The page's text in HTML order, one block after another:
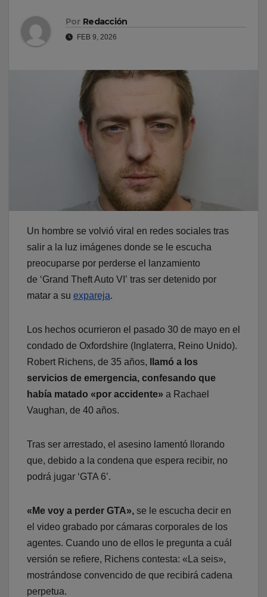
Por Redacción
FEB 9, 2026
Un hombre se volvió viral en redes sociales tras
salir a la luz imágenes donde se le escucha
preocuparse por perderse el lanzamiento
de ‘Grand Theft Auto VI’ tras ser detenido por
matar a su expareja.
Los hechos ocurrieron el pasado 30 de mayo en el
condado de Oxfordshire (Inglaterra, Reino Unido).
Robert Richens, de 35 años,
llamó a los
servicios de emergencia, confesando que
había matado «por accidente» a Rachael
Vaughan, de 40 años.
Tras ser arrestado, el asesino lamentó llorando
que, debido a la condena que espera recibir, no
podrá jugar ‘GTA 6’.
«Me voy a perder GTA», se le escucha decir en
el video grabado por cámaras corporales de los
agentes. Cuando uno de ellos le pregunta a cuál
versión se refiere, Richens contesta: «La seis»,
mostrándose convencido de que recibirá cadena
perpetua.